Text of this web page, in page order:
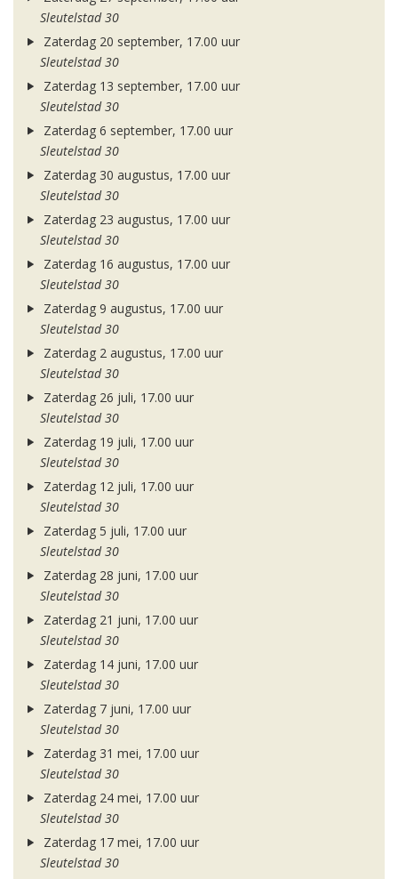
Sleutelstad 30
Zaterdag 20 september, 17.00 uur
Sleutelstad 30
Zaterdag 13 september, 17.00 uur
Sleutelstad 30
Zaterdag 6 september, 17.00 uur
Sleutelstad 30
Zaterdag 30 augustus, 17.00 uur
Sleutelstad 30
Zaterdag 23 augustus, 17.00 uur
Sleutelstad 30
Zaterdag 16 augustus, 17.00 uur
Sleutelstad 30
Zaterdag 9 augustus, 17.00 uur
Sleutelstad 30
Zaterdag 2 augustus, 17.00 uur
Sleutelstad 30
Zaterdag 26 juli, 17.00 uur
Sleutelstad 30
Zaterdag 19 juli, 17.00 uur
Sleutelstad 30
Zaterdag 12 juli, 17.00 uur
Sleutelstad 30
Zaterdag 5 juli, 17.00 uur
Sleutelstad 30
Zaterdag 28 juni, 17.00 uur
Sleutelstad 30
Zaterdag 21 juni, 17.00 uur
Sleutelstad 30
Zaterdag 14 juni, 17.00 uur
Sleutelstad 30
Zaterdag 7 juni, 17.00 uur
Sleutelstad 30
Zaterdag 31 mei, 17.00 uur
Sleutelstad 30
Zaterdag 24 mei, 17.00 uur
Sleutelstad 30
Zaterdag 17 mei, 17.00 uur
Sleutelstad 30